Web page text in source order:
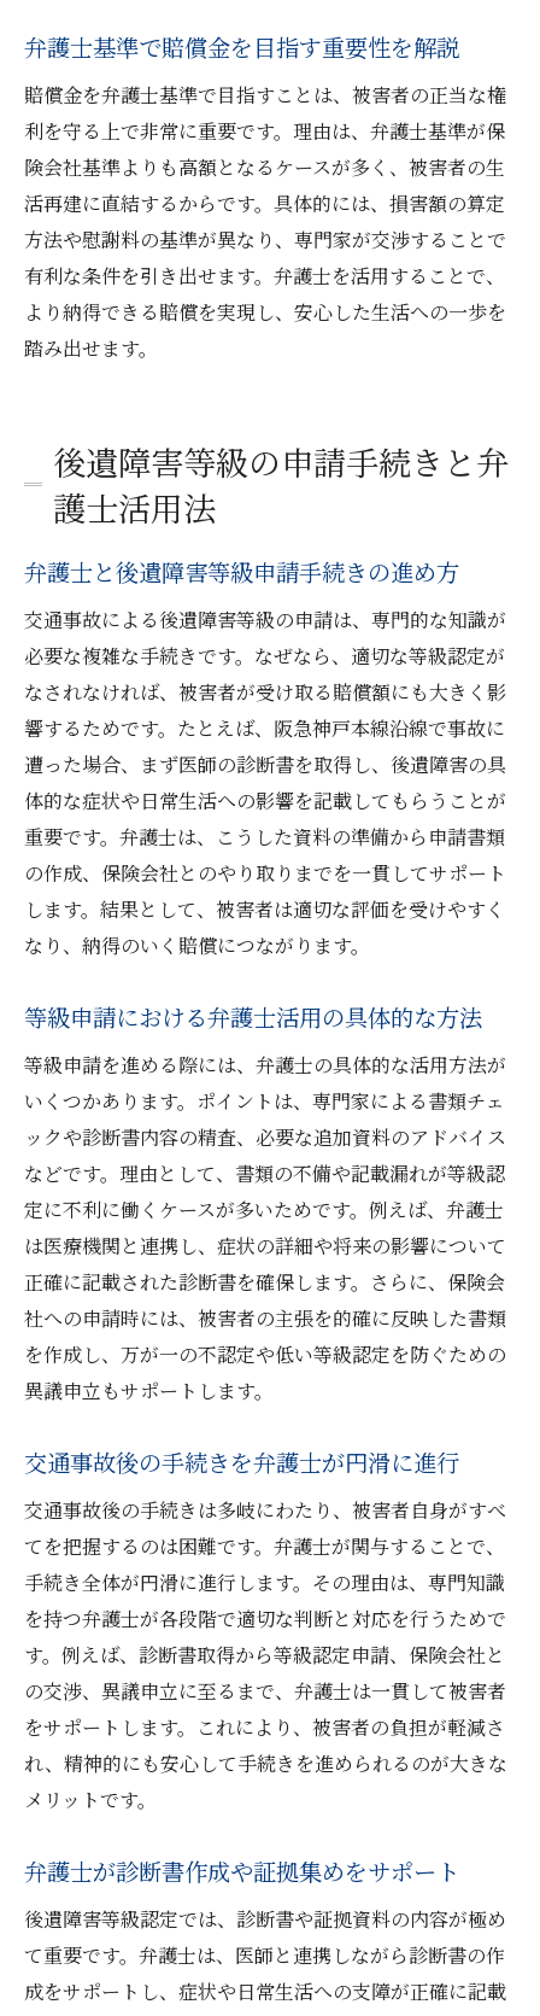
弁護士基準で賠償金を目指す重要性を解説
賠償金を弁護士基準で目指すことは、被害者の正当な権
利を守る上で非常に重要です。理由は、弁護士基準が保
険会社基準よりも高額となるケースが多く、被害者の生
活再建に直結するからです。具体的には、損害額の算定
方法や慰謝料の基準が異なり、専門家が交渉することで
有利な条件を引き出せます。弁護士を活用することで、
より納得できる賠償を実現し、安心した生活への一歩を
踏み出せます。
後遺障害等級の申請手続きと弁
護士活用法
弁護士と後遺障害等級申請手続きの進め方
交通事故による後遺障害等級の申請は、専門的な知識が
必要な複雑な手続きです。なぜなら、適切な等級認定が
なされなければ、被害者が受け取る賠償額にも大きく影
響するためです。たとえば、阪急神戸本線沿線で事故に
遭った場合、まず医師の診断書を取得し、後遺障害の具
体的な症状や日常生活への影響を記載してもらうことが
重要です。弁護士は、こうした資料の準備から申請書類
の作成、保険会社とのやり取りまでを一貫してサポート
します。結果として、被害者は適切な評価を受けやすく
なり、納得のいく賠償につながります。
等級申請における弁護士活用の具体的な方法
等級申請を進める際には、弁護士の具体的な活用方法が
いくつかあります。ポイントは、専門家による書類チェ
ックや診断書内容の精査、必要な追加資料のアドバイス
などです。理由として、書類の不備や記載漏れが等級認
定に不利に働くケースが多いためです。例えば、弁護士
は医療機関と連携し、症状の詳細や将来の影響について
正確に記載された診断書を確保します。さらに、保険会
社への申請時には、被害者の主張を的確に反映した書類
を作成し、万が一の不認定や低い等級認定を防ぐための
異議申立もサポートします。
交通事故後の手続きを弁護士が円滑に進行
交通事故後の手続きは多岐にわたり、被害者自身がすべ
てを把握するのは困難です。弁護士が関与することで、
手続き全体が円滑に進行します。その理由は、専門知識
を持つ弁護士が各段階で適切な判断と対応を行うためで
す。例えば、診断書取得から等級認定申請、保険会社と
の交渉、異議申立に至るまで、弁護士は一貫して被害者
をサポートします。これにより、被害者の負担が軽減さ
れ、精神的にも安心して手続きを進められるのが大きな
メリットです。
弁護士が診断書作成や証拠集めをサポート
後遺障害等級認定では、診断書や証拠資料の内容が極め
て重要です。弁護士は、医師と連携しながら診断書の作
成をサポートし、症状や日常生活への支障が正確に記載